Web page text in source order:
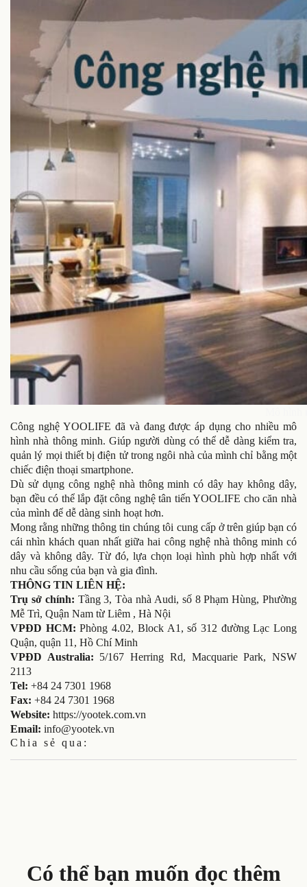
Công nghệ YOOLIFE đã và đang được áp dụng cho nhiều mô
hình nhà thông minh. Giúp người dùng có thể dễ dàng kiểm tra,
quản lý mọi thiết bị điện tử trong ngôi nhà của mình chỉ bằng một
chiếc điện thoại smartphone.
Dù sử dụng công nghệ nhà thông minh có dây hay không dây,
bạn đều có thể lắp đặt công nghệ tân tiến YOOLIFE cho căn nhà
của mình để dễ dàng sinh hoạt hơn.
Mong rằng những thông tin chúng tôi cung cấp ở trên giúp bạn có
cái nhìn khách quan nhất giữa hai công nghệ nhà thông minh có
dây và không dây. Từ đó, lựa chọn loại hình phù hợp nhất với
nhu cầu sống của bạn và gia đình.
THÔNG TIN LIÊN HỆ:
Trụ sở chính: Tầng 3, Tòa nhà Audi, số 8 Phạm Hùng, Phường
Mễ Trì, Quận Nam từ Liêm , Hà Nội
VPĐD HCM:Phòng 4.02, Block A1, số 312 đường Lạc Long
Quận, quận 11, Hồ Chí Minh
VPĐD Australia: 5/167 Herring Rd, Macquarie Park, NSW
2113
Tel: +84 24 7301 1968
Fax: +84 24 7301 1968
Website: https://yootek.com.vn
Email: info@yootek.vn
Chia sẻ qua:
Có thể bạn muốn đọc thêm